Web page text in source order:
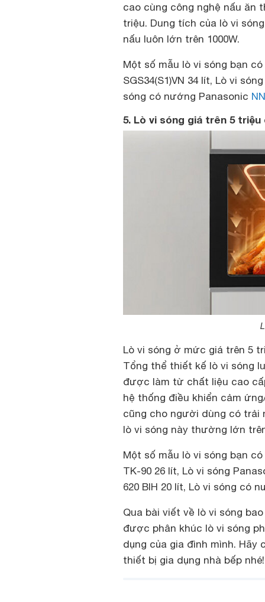
cao cùng công nghệ nấu ăn
triệu. Dung tích của lò vi
nấu luôn lớn trên 1000W.
Một số mẫu lò vi sóng bạn
SGS34(S1)VN 34 lít, Lò vi
sóng có nướng Panasonic
5. Lò vi sóng giá trên 5 triệu
Lò vi sóng ở mức giá trên 5
Tổng thể thiết kế lò vi sóng
được làm từ chất liệu cao
hệ thống điều khiển cảm
cũng cho người dùng có trải
lò vi sóng này thường lớn
Một số mẫu lò vi sóng bạn
TK-90 26 lít, Lò vi sóng
620 BIH 20 lít, Lò vi sóng có
Qua bài viết về lò vi sóng
được phân khúc lò vi sóng
dụng của gia đình mình.
thiết bị gia dụng nhà bếp nhé!